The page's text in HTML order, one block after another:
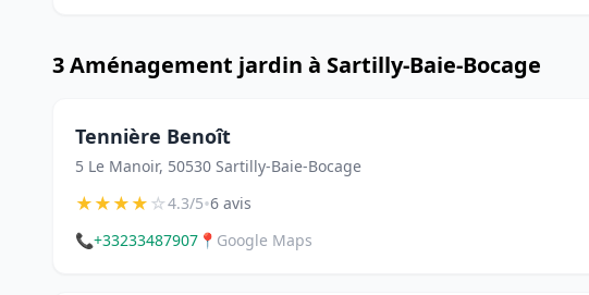
3 Aménagement jardin à Sartilly-Baie-Bocage
Tennière Benoît
5 Le Manoir, 50530 Sartilly-Baie-Bocage
★★★★☆4.3/5•6 avis
📞+33233487907 📍 Google Maps